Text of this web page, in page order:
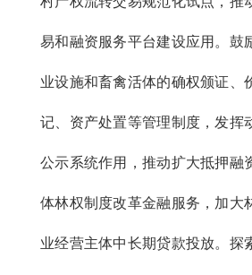
易和融资服务平台建设应用。鼓
业设施和畜禽活体的确权颁证、
记、资产处置等管理制度，发挥
公示系统作用，推动扩大抵押融
体林权制度改革金融服务，加大
业经营主体中长期贷款投放。探